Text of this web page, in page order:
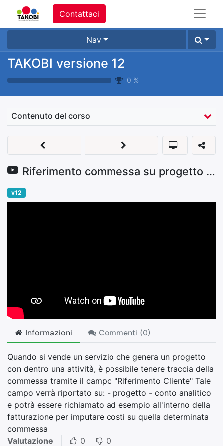
Contattaci
Nav
TAKOBI versione 12
0 %
Contenuto del corso
Riferimento commessa su progetto in seguito a ordine di vendita
v12
Informazioni Commenti (0)
Quando si vende un servizio che genera un progetto
con dentro una attività, è possibile tenere traccia della
commessa tramite il campo "Riferimento Cliente" Tale
campo verrà riportato su: - progetto - conto analitico
e potrà essere richiamato ad esempio all'interno della
fatturazione per imputare costi su quella determinata
commessa
Valutazione
0 0